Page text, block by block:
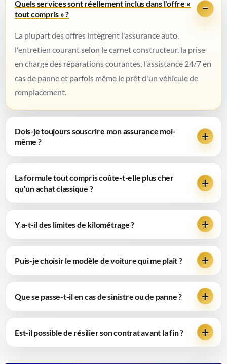
Quels services sont réellement inclus dans l'offre «
tout compris » ?
La plupart des offres intègrent l'assurance auto,
l'entretien courant selon le carnet constructeur, la prise
en charge des réparations courantes, l'assistance 24/7 en
cas de panne et parfois même le prêt d'un véhicule de
remplacement.
Dois-je toujours souscrire mon assurance moi-
même ?
La formule tout compris coûte-t-elle plus cher
qu'un achat classique ?
Y a-t-il des limites de kilométrage ?
Puis-je choisir le modèle de voiture qui me plaît ?
Que se passe-t-il en cas de sinistre ou de panne ?
Est-il possible de résilier son contrat avant la fin ?